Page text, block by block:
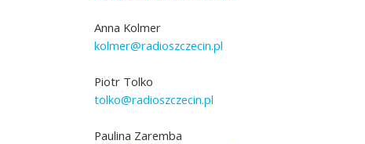
Anna Kolmer
kolmer@radioszczecin.pl
Piotr Tolko
tolko@radioszczecin.pl
Paulina Zaremba